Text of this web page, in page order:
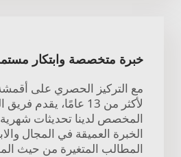
خبرة متخصصة وابتكار
مع التركيز الحصري على
لأكثر من 13 عامًا، يقدم
المخصص لدينا تحديثات
الخبرة العميقة في المجال
المطالب المتغيرة من حيث